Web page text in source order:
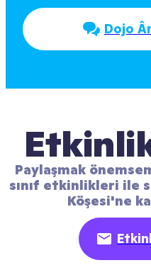
Dojo
Paylaşmak
sınıf etkinlikleri ile
Köşesi'ne